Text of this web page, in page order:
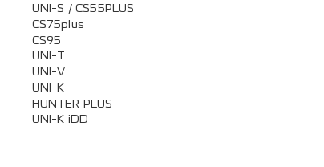
UNI-S / CS55PLUS
CS75plus
CS95
UNI-T
UNI-V
UNI-K
HUNTER PLUS
UNI-K iDD